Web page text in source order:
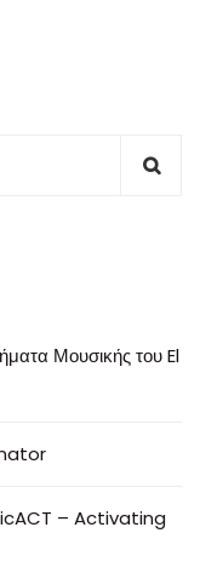
Μουσικής του El
– Activating